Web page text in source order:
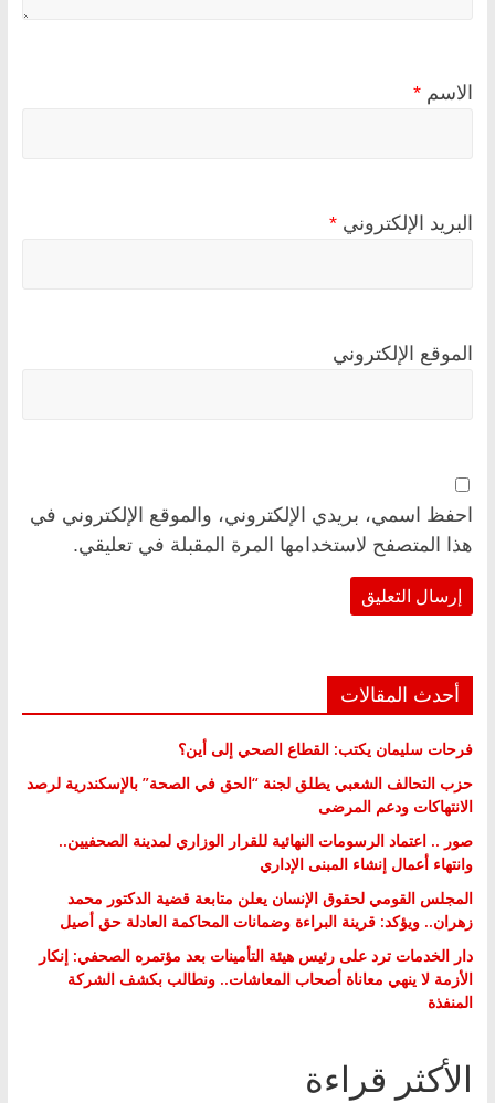
الاسم *
البريد الإلكتروني *
الموقع الإلكتروني
احفظ اسمي، بريدي الإلكتروني، والموقع الإلكتروني في
هذا المتصفح لاستخدامها المرة المقبلة في تعليقي.
أحدث المقالات
فرحات سليمان يكتب: القطاع الصحي إلى أين؟
حزب التحالف الشعبي يطلق لجنة “الحق في الصحة” بالإسكندرية لرصد
الانتهاكات ودعم المرضى
صور .. اعتماد الرسومات النهائية للقرار الوزاري لمدينة الصحفيين..
وانتهاء أعمال إنشاء المبنى الإداري
المجلس القومي لحقوق الإنسان يعلن متابعة قضية الدكتور محمد
زهران.. ويؤكد: قرينة البراءة وضمانات المحاكمة العادلة حق أصيل
دار الخدمات ترد على رئيس هيئة التأمينات بعد مؤتمره الصحفي: إنكار
الأزمة لا ينهي معاناة أصحاب المعاشات.. ونطالب بكشف الشركة
المنفذة
الأكثر قراءة